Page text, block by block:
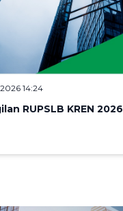
14:24
RUPSLB KREN 2026